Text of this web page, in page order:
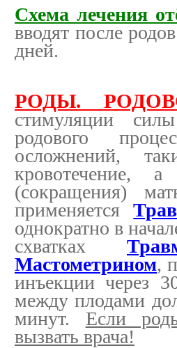
Схема лечения
вводят после
дней.
РОДЫ.
стимуляции
родового
осложнений,
кровотечение,
(сокращения)
применяется
однократно в
схватках
Мастометрином,
инъекции через
между плодами
минут. Если
вызвать врача!